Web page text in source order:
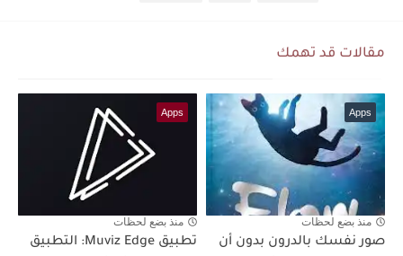
مقالات قد تهمك
Apps
منذ بضع لحظات
صور نفسك بالدرون بدون أن
Apps
منذ بضع لحظات
تطبيق Muviz Edge: التطبيق